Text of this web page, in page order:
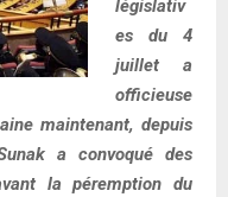
législativ
es du 4
juillet a
officieuse
maintenant, depuis
a convoqué des
la péremption du